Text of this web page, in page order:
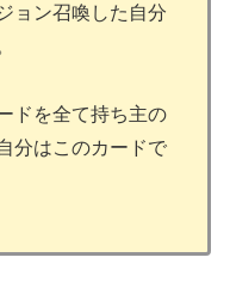
ョン召喚した自分
ドを全て持ち主の
分はこのカードで